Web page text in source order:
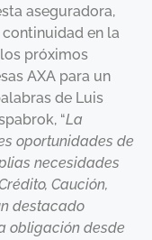
aseguradora,
en la
próximos
AXA para un
de Luis
“La
oportunidades de
necesidades
Caución,
destacado
obligación desde